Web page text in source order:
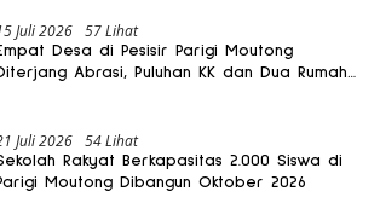
Juli 2026 57 Lihat
Desa di Pesisir Parigi Moutong
Abrasi, Puluhan KK dan Dua Rumah
Juli 2026 54 Lihat
Rakyat Berkapasitas 2.000 Siswa di
Moutong Dibangun Oktober 2026